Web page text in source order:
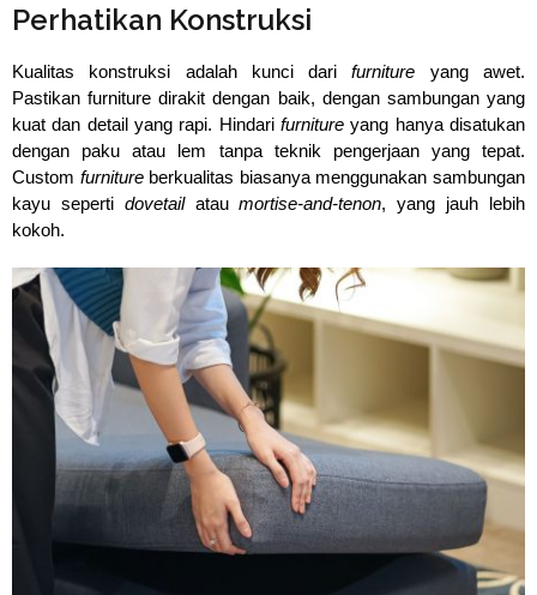
⁠Perhatikan Konstruksi
Kualitas konstruksi adalah kunci dari furniture yang awet.
Pastikan furniture dirakit dengan baik, dengan sambungan yang
kuat dan detail yang rapi. Hindari furniture yang hanya disatukan
dengan paku atau lem tanpa teknik pengerjaan yang tepat.
Custom furniture berkualitas biasanya menggunakan sambungan
kayu seperti dovetail atau mortise-and-tenon, yang jauh lebih
kokoh.